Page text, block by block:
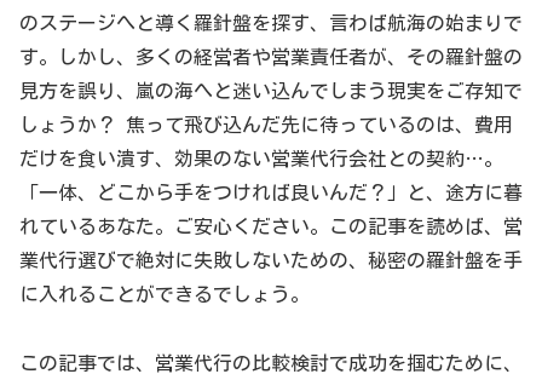
のステージへと導く羅針盤を探す、言わば航海の始まりで
す。しかし、多くの経営者や営業責任者が、その羅針盤の
見方を誤り、嵐の海へと迷い込んでしまう現実をご存知で
しょうか？ 焦って飛び込んだ先に待っているのは、費用
だけを食い潰す、効果のない営業代行会社との契約…。
「一体、どこから手をつければ良いんだ？」と、途方に暮
れているあなた。ご安心ください。この記事を読めば、営
業代行選びで絶対に失敗しないための、秘密の羅針盤を手
に入れることができるでしょう。
この記事では、営業代行の比較検討で成功を掴むために、